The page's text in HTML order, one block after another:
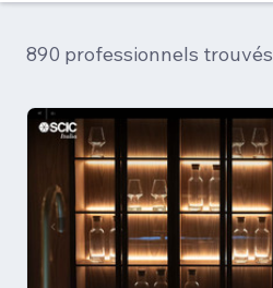
890 professionnels trouvés